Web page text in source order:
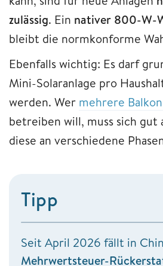
zulässig. Ein nativer 800-W-
bleibt die normkonforme
Ebenfalls wichtig: Es darf
Mini-Solaranlage pro
werden. Wer mehrere
betreiben will, muss sich gut
diese an verschiedene
Tipp
Seit April 2026 fällt in
Mehrwertsteuer-